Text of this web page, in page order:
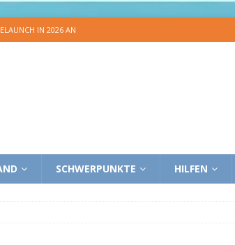
IN 2026 AN
SCHWERPUNKTE HILFEN